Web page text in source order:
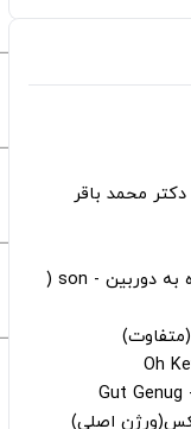
محمد باقر
دانلود قالب مرد سیاه پوست در حال نگاه به دوربین - son (
(متفاوت)
اصلی)